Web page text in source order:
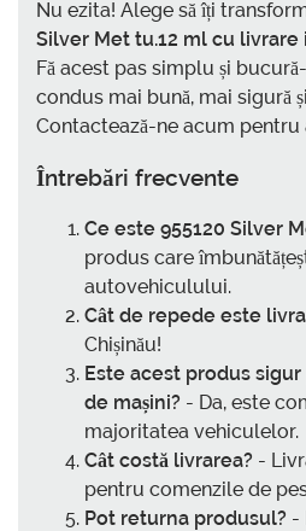
Nu ezita! Alege să îți
Silver Met tu.12 ml cu livrare
Fă acest pas simplu și
condus mai bună, mai sigură
Contactează-ne acum pentru
Întrebări frecvente
Ce este 955120 Silver
produs care
autovehiculului.
Cât de repede este
Chișinău!
Este acest produs
de mașini? - Da, este
majoritatea vehiculelor.
Cât costă livrarea? -
pentru comenzile de
Pot returna produsul? -